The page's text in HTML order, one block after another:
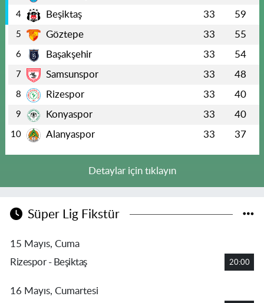
4 Beşiktaş 33 59
5 Göztepe 33 55
6 Başakşehir 33 54
7 Samsunspor 33 48
8 Rizespor 33 40
9 Konyaspor 33 40
10 Alanyaspor 33 37
Detaylar için tıklayın
Süper Lig Fikstür
15 Mayıs, Cuma
Rizespor - Beşiktaş
20:00
16 Mayıs, Cumartesi